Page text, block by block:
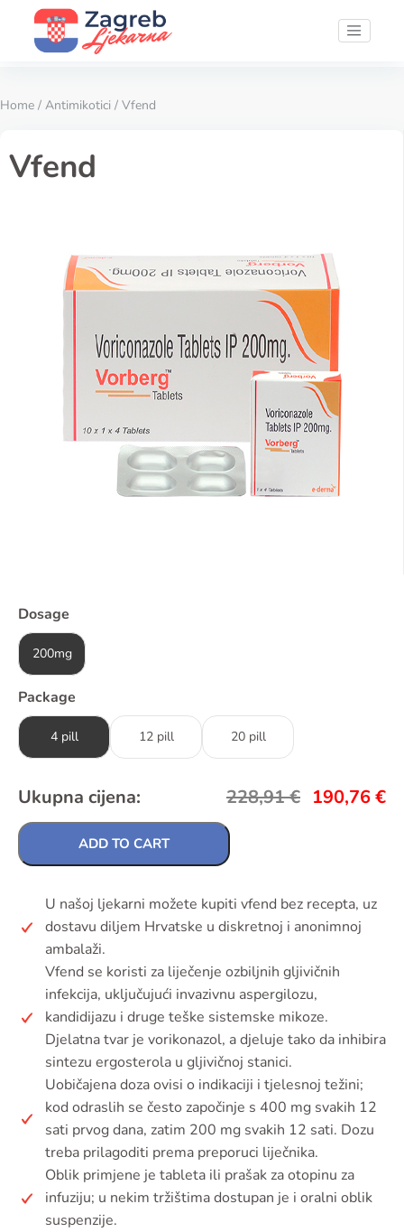
Home / Antimikotici / Vfend
Vfend
Dosage
200mg
Package
4 pill 12 pill 20 pill
Ukupna cijena: 228,91€ 190,76€
ADD TO CART
U našoj ljekarni možete kupiti vfend bez recepta, uz
dostavu diljem Hrvatske u diskretnoj i anonimnoj
ambalaži.
Vfend se koristi za liječenje ozbiljnih gljivičnih
infekcija, uključujući invazivnu aspergilozu,
kandidijazu i druge teške sistemske mikoze.
Djelatna tvar je vorikonazol, a djeluje tako da inhibira
sintezu ergosterola u gljivičnoj stanici.
Uobičajena doza ovisi o indikaciji i tjelesnoj težini;
kod odraslih se često započinje s 400 mg svakih 12
sati prvog dana, zatim 200 mg svakih 12 sati. Dozu
treba prilagoditi prema preporuci liječnika.
Oblik primjene je tableta ili prašak za otopinu za
infuziju; u nekim tržištima dostupan je i oralni oblik
suspenzije.